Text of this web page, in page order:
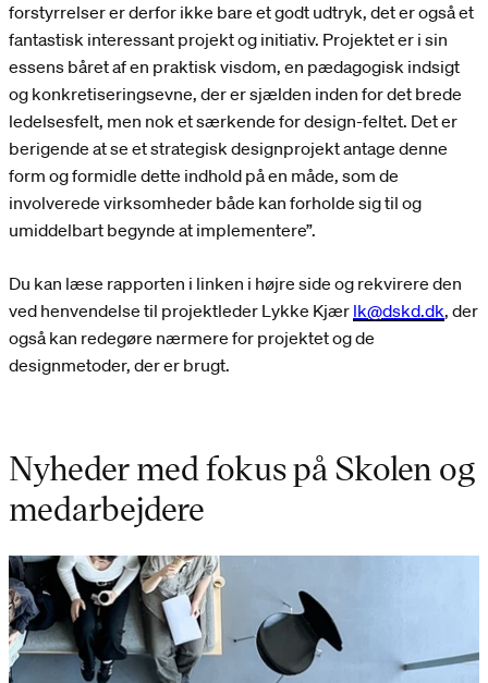
forstyrrelser er derfor ikke bare et godt udtryk, det er også et
fantastisk interessant projekt og initiativ. Projektet er i sin
essens båret af en praktisk visdom, en pædagogisk indsigt
og konkretiseringsevne, der er sjælden inden for det brede
ledelsesfelt, men nok et særkende for design-feltet. Det er
berigende at se et strategisk designprojekt antage denne
form og formidle dette indhold på en måde, som de
involverede virksomheder både kan forholde sig til og
umiddelbart begynde at implementere”.
Du kan læse rapporten i linken i højre side og rekvirere den
ved henvendelse til projektleder Lykke Kjær lk@dskd.dk, der
også kan redegøre nærmere for projektet og de
designmetoder, der er brugt.
Nyheder med fokus på Skolen og
medarbejdere